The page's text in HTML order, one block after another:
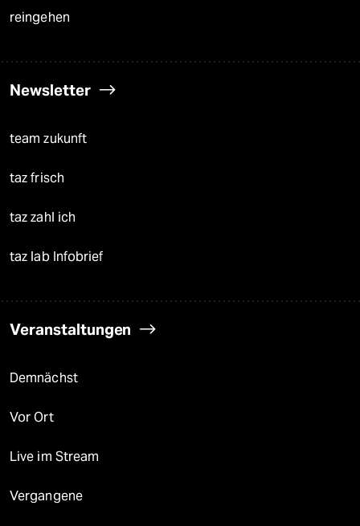
reingehen
Newsletter
team zukunft
taz frisch
taz zahl ich
taz lab Infobrief
Veranstaltungen
Demnächst
Vor Ort
Live im Stream
Vergangene